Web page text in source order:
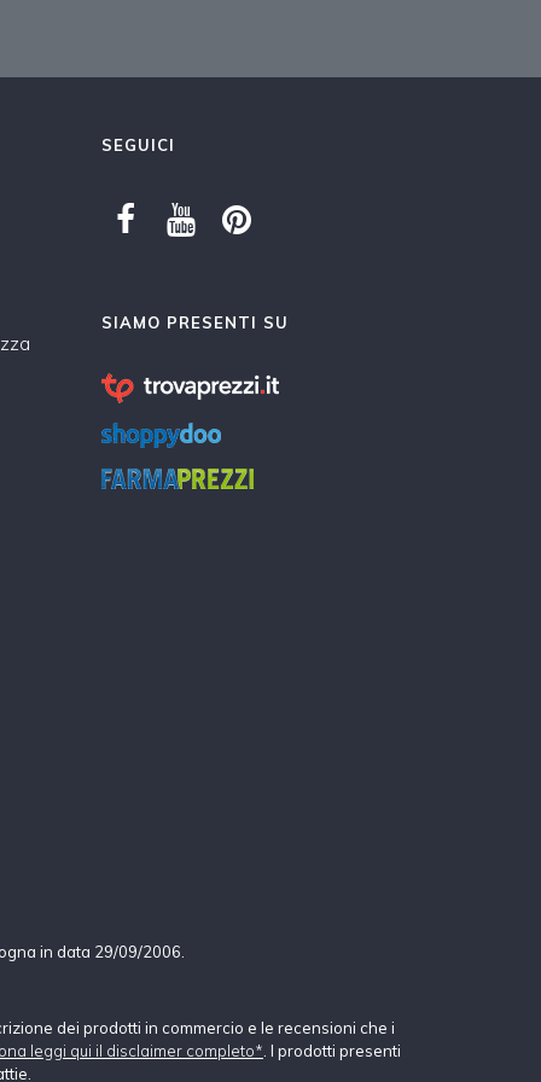
SEGUICI
SIAMO PRESENTI SU
in data 29/09/2006.
dei prodotti in commercio e le recensioni che i
leggi qui il disclaimer completo* . I prodotti presenti